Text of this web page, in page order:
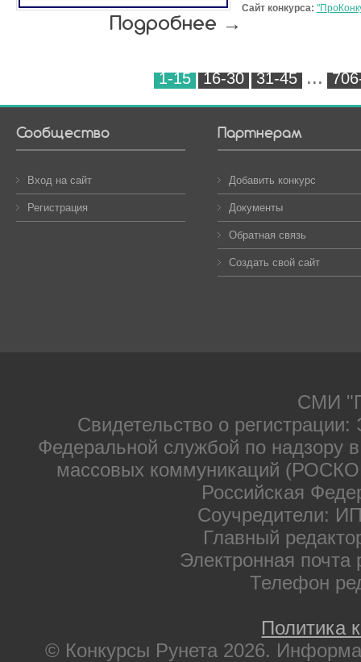
Сайт конкурса:
Подробнее →
1-15 16-30 31-45 ...
Сообщество
Вход на сайт
Регистрация
Партнерам
Добавить конкурс
Документы
Обратная связь
Создать свой сайт
СМИ
Свидетельство о
Федеральной службой по надзору
массовых коммуникаций
Российская
Соучредители:
Главный
Электронная почта
Телефон
Политика
© Конкурсы Рунета 2026.